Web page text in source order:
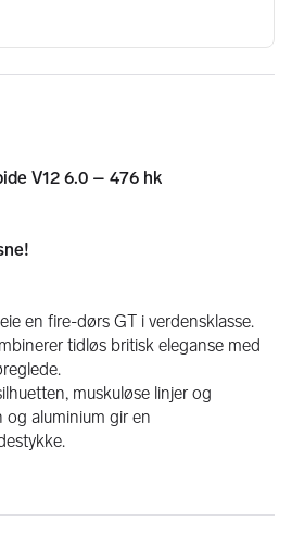
V12 6.0 – 476 hk
en fire-dørs GT i verdensklasse.
tidløs britisk eleganse med
muskuløse linjer og
aluminium gir en
II-automat.